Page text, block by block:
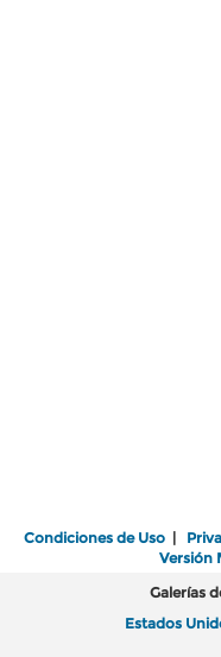
Condiciones de Uso |
Versión
Galerías
Estados